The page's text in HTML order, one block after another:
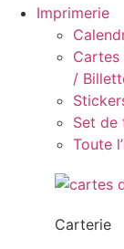
Imprimerie
Cartes
/
Set de
Toute
Carterie